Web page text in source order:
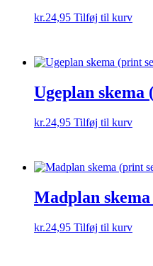
kr.24,95 Tilføj til kurv
Ugeplan skema
kr.24,95 Tilføj til kurv
Madplan
kr.24,95 Tilføj til kurv